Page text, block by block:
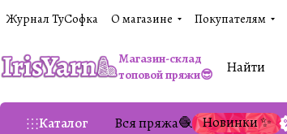
Журнал ТуСофка О магазине Покупателям
Магазин-склад
топовой пряжи😎
Каталог Вся пряжа🧶 Новинки ✨